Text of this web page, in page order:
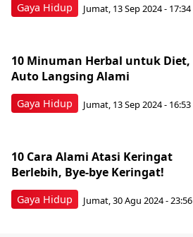
Gaya Hidup Jumat, 13 Sep 2024 - 17:34
Gaya Hidup
10 Minuman Herbal untuk Diet,
Auto Langsing Alami
Jumat, 13 Sep 2024 - 16:53
Gaya Hidup
10 Cara Alami Atasi Keringat
Berlebih, Bye-bye Keringat!
Jumat, 30 Agu 2024 - 23:56